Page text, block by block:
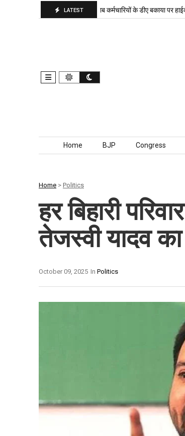
LATEST
बांकीपुर में… पंजाब कर्मचारियों के डीए बकाया पर हाईकोर्ट
Skip to content
Home BJP Congress
Home > Politics
हर बिहारी
तेजस्वी यादव का
In Politics
October 09, 2025